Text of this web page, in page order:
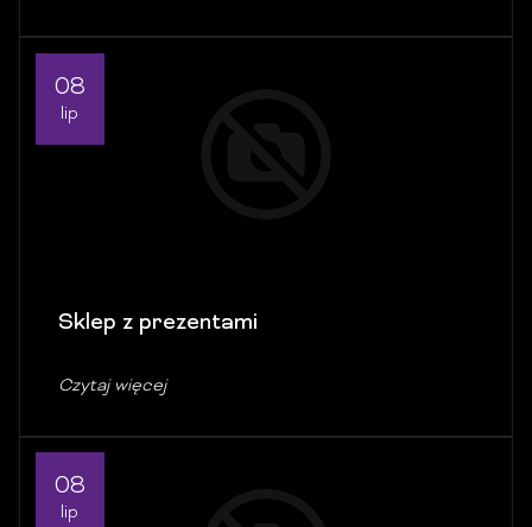
08
lip
Sklep z prezentami
Czytaj więcej
08
lip